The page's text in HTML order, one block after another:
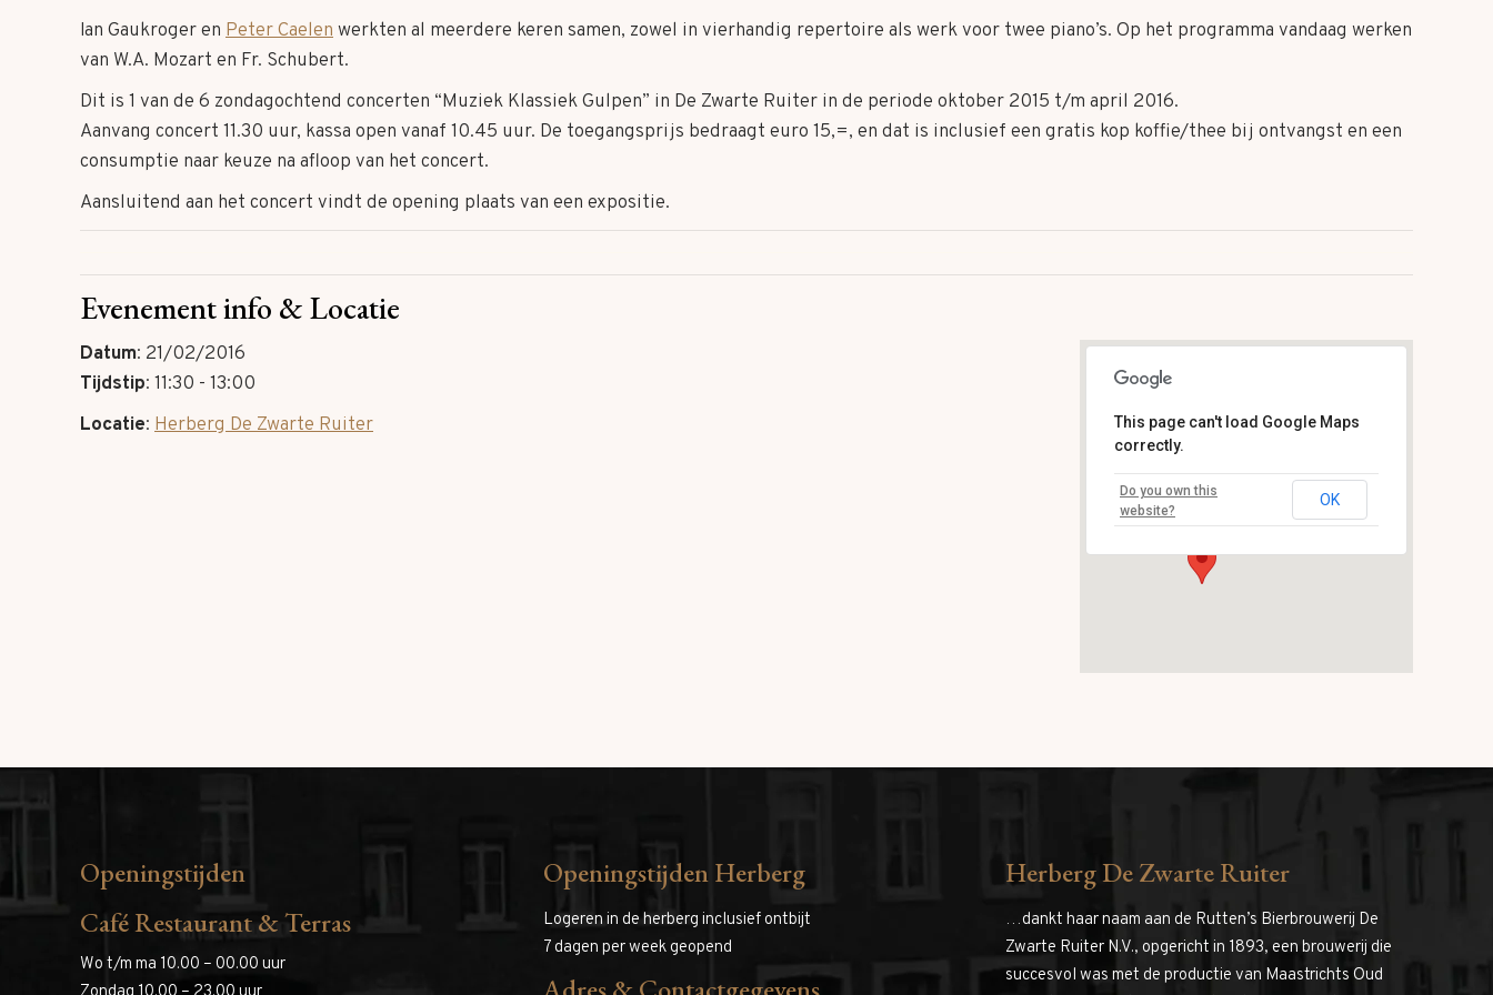
Ian Gaukroger en Peter Caelenwerkten al meerdere keren samen, zowel in vierhandig repertoire als werk voor twee piano’s. Op het programma vandaag werken
van W.A. Mozart en Fr. Schubert.
Dit is 1 van de 6 zondagochtend concerten “Muziek Klassiek Gulpen” in De Zwarte Ruiter in de periode oktober 2015 t/m april 2016.
Aanvang concert 11.30 uur, kassa open vanaf 10.45 uur. De toegangsprijs bedraagt euro 15,=, en dat is inclusief een gratis kop koffie/thee bij ontvangst en een
consumptie naar keuze na afloop van het concert.
Aansluitend aan het concert vindt de opening plaats van een expositie.
Evenement info & Locatie
Markt 4 - Gulpen
Evenementen
This page can't load Google Maps
correctly.
Do you own this
website?
OK
Datum: 21/02/2016
Tijdstip: 11:30 - 13:00
Locatie: Herberg De Zwarte Ruiter
Openingstijden
Café Restaurant & Terras
Wo t/m ma 10.00 – 00.00 uur
Openingstijden Herberg
Logeren in de herberg inclusief ontbijt
7 dagen per week geopend
Herberg De Zwarte Ruiter
…dankt haar naam aan de Rutten’s Bierbrouwerij De
Zwarte Ruiter N.V., opgericht in 1893, een brouwerij die
succesvol was met de productie van Maastrichts Oud